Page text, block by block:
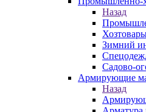
Назад
Зимний
Садово-
Армирующие
Назад